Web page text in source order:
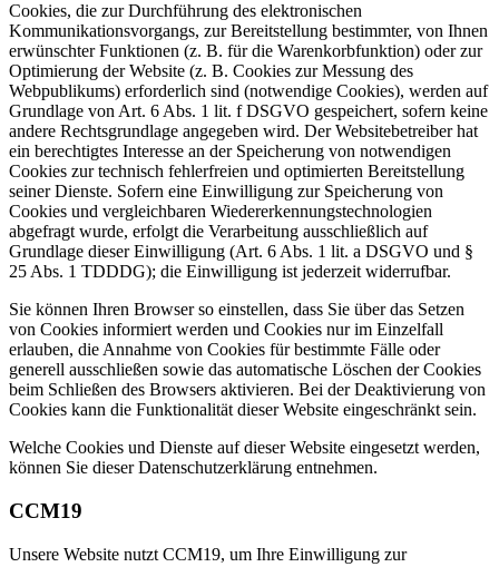
Cookies, die zur Durchführung des elektronischen
Kommunikationsvorgangs, zur Bereitstellung bestimmter, von Ihnen
erwünschter Funktionen (z. B. für die Warenkorbfunktion) oder zur
Optimierung der Website (z. B. Cookies zur Messung des
Webpublikums) erforderlich sind (notwendige Cookies), werden auf
Grundlage von Art. 6 Abs. 1 lit. f DSGVO gespeichert, sofern keine
andere Rechtsgrundlage angegeben wird. Der Websitebetreiber hat
ein berechtigtes Interesse an der Speicherung von notwendigen
Cookies zur technisch fehlerfreien und optimierten Bereitstellung
seiner Dienste. Sofern eine Einwilligung zur Speicherung von
Cookies und vergleichbaren Wiedererkennungstechnologien
abgefragt wurde, erfolgt die Verarbeitung ausschließlich auf
Grundlage dieser Einwilligung (Art. 6 Abs. 1 lit. a DSGVO und §
25 Abs. 1 TDDDG); die Einwilligung ist jederzeit widerrufbar.
Sie können Ihren Browser so einstellen, dass Sie über das Setzen
von Cookies informiert werden und Cookies nur im Einzelfall
erlauben, die Annahme von Cookies für bestimmte Fälle oder
generell ausschließen sowie das automatische Löschen der Cookies
beim Schließen des Browsers aktivieren. Bei der Deaktivierung von
Cookies kann die Funktionalität dieser Website eingeschränkt sein.
Welche Cookies und Dienste auf dieser Website eingesetzt werden,
können Sie dieser Datenschutzerklärung entnehmen.
CCM19
Unsere Website nutzt CCM19, um Ihre Einwilligung zur